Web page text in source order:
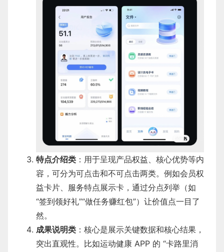
特点介绍类 ：用于呈现产品权益、核心优势等内
容，可分为可点击和不可点击两类。例如会员权
益卡片、服务特点展示卡，通过分点列举（如
“签到领好礼”“做任务赚红包”）让价值点一目了
然。
成果说明类 ：核心是展示关键数据和核心结果，
突出直观性。比如运动健康 APP 的 “卡路里消